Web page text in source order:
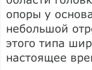
опоры у
небольшой
этого типа
настоящее